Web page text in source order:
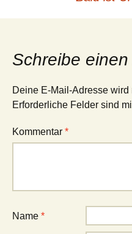
Schreibe
Deine E-Mail-Adresse wird
Erforderliche Felder sind
Kommentar *
Name *